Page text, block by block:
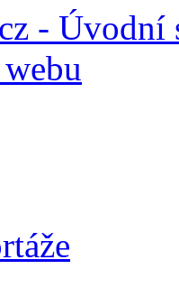
- Úvodní